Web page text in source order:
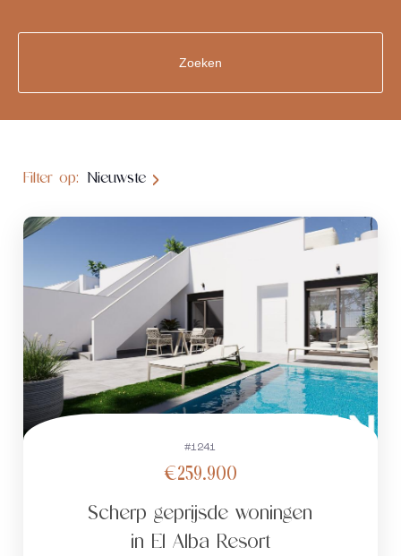
Filter op: Nieuwste
#1241
€259.900
Scherp geprijsde woningen
in El Alba Resort